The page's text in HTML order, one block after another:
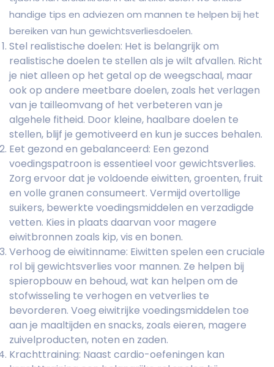
handige tips en adviezen om mannen te helpen bij het
bereiken van hun gewichtsverliesdoelen.
Stel realistische doelen: Het is belangrijk om
realistische doelen te stellen als je wilt afvallen. Richt
je niet alleen op het getal op de weegschaal, maar
ook op andere meetbare doelen, zoals het verlagen
van je tailleomvang of het verbeteren van je
algehele fitheid. Door kleine, haalbare doelen te
stellen, blijf je gemotiveerd en kun je succes behalen.
Eet gezond en gebalanceerd: Een gezond
voedingspatroon is essentieel voor gewichtsverlies.
Zorg ervoor dat je voldoende eiwitten, groenten, fruit
en volle granen consumeert. Vermijd overtollige
suikers, bewerkte voedingsmiddelen en verzadigde
vetten. Kies in plaats daarvan voor magere
eiwitbronnen zoals kip, vis en bonen.
Verhoog de eiwitinname: Eiwitten spelen een cruciale
rol bij gewichtsverlies voor mannen. Ze helpen bij
spieropbouw en behoud, wat kan helpen om de
stofwisseling te verhogen en vetverlies te
bevorderen. Voeg eiwitrijke voedingsmiddelen toe
aan je maaltijden en snacks, zoals eieren, magere
zuivelproducten, noten en zaden.
Krachttraining: Naast cardio-oefeningen kan